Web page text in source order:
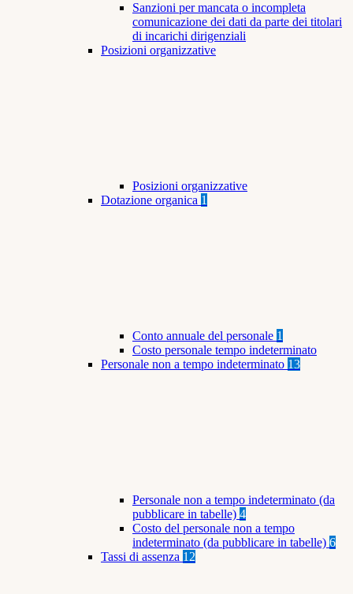
Sanzioni per mancata o incompleta
comunicazione dei dati da parte dei titolari
di incarichi dirigenziali
Posizioni organizzative
Posizioni organizzative
Dotazione organica 1
Conto annuale del personale 1
Costo personale tempo indeterminato
Personale non a tempo indeterminato 13
Personale non a tempo indeterminato (da
pubblicare in tabelle) 4
Costo del personale non a tempo
indeterminato (da pubblicare in tabelle) 6
Tassi di assenza 12